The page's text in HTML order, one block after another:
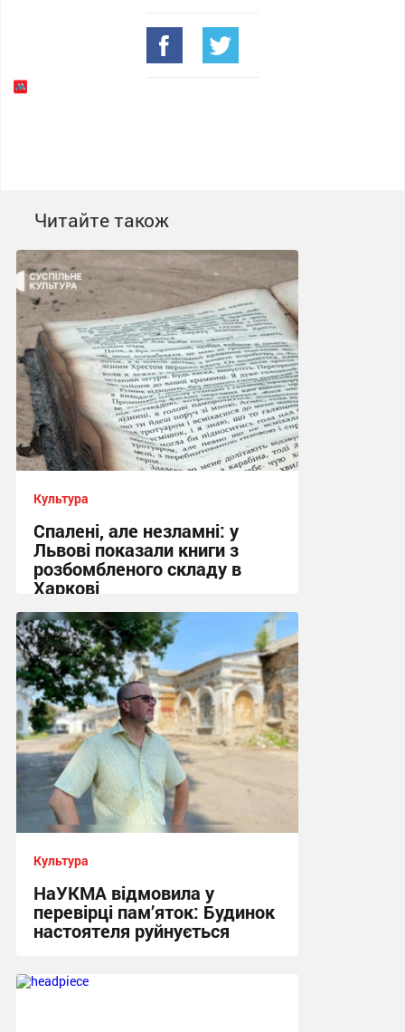
Читайте також
Культура
Спалені, але незламні: у
Львові показали книги з
розбомбленого складу в
Харкові
22:33 вчора
Культура
НаУКМА відмовила у
перевірці пам’яток: Будинок
настоятеля руйнується